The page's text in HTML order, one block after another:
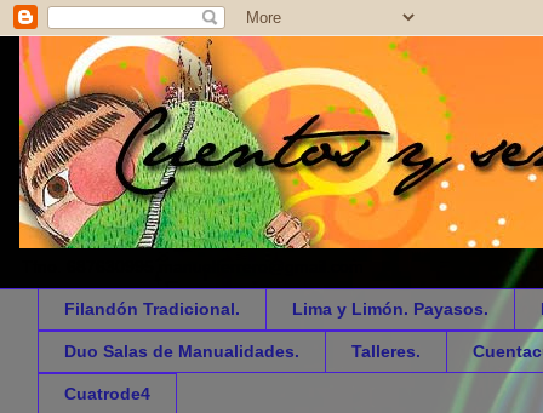
Filandón Tradicional. Lima y Limón. Payasos.
Duo Salas de Manualidades. Talleres.
Cuatrode4